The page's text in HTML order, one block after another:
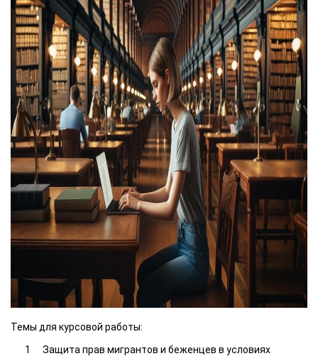
Темы для курсовой работы:
Защита прав мигрантов и беженцев в условиях